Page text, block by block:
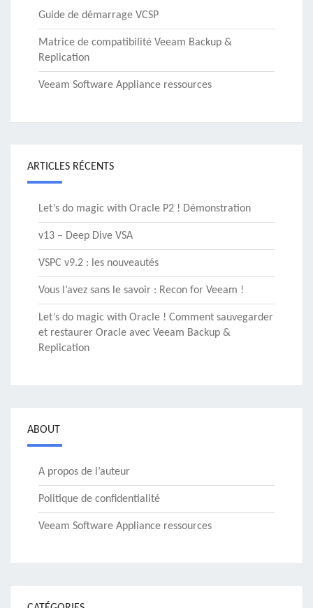
Guide de démarrage VCSP
Matrice de compatibilité Veeam Backup &
Replication
Veeam Software Appliance ressources
ARTICLES RÉCENTS
Let’s do magic with Oracle P2 ! Démonstration
v13 – Deep Dive VSA
VSPC v9.2 : les nouveautés
Vous l’avez sans le savoir : Recon for Veeam !
Let’s do magic with Oracle ! Comment sauvegarder
et restaurer Oracle avec Veeam Backup &
Replication
ABOUT
A propos de l’auteur
Politique de confidentialité
Veeam Software Appliance ressources